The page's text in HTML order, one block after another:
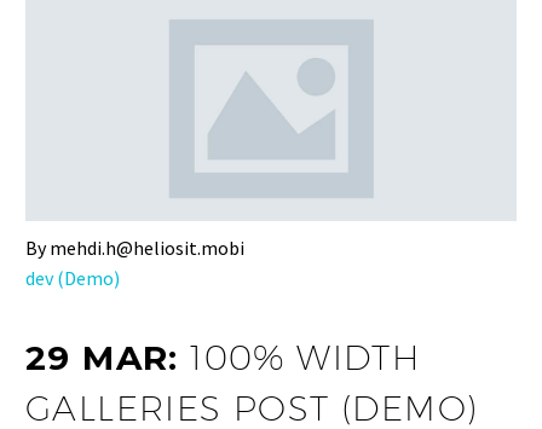
By mehdi.h@heliosit.mobi
dev (Demo)
29 MAR:100% WIDTH
GALLERIES POST (DEMO)